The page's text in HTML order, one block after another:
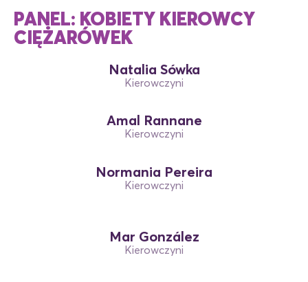
PANEL: KOBIETY KIEROWCY
CIĘŻARÓWEK
Natalia Sówka
Kierowczyni
Amal Rannane
Kierowczyni
Normania Pereira
Kierowczyni
Mar González
Kierowczyni